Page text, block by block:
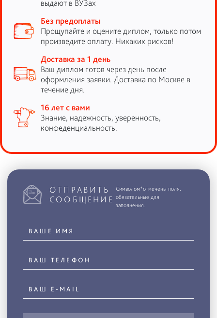
выдают в ВУЗах
Без предоплаты
Прощупайте и оцените диплом, только потом
произведите оплату. Никаких рисков!
Доставка за 1 день
Ваш диплом готов через день после
оформления заявки. Доставка по Москве в
течение дня.
16 лет с вами
Знание, надежность, уверенность,
конфеденциальность.
ОТПРАВИТЬ
СООБЩЕНИЕ
Символом*отмечены поля,
обязательные для
заполнения.